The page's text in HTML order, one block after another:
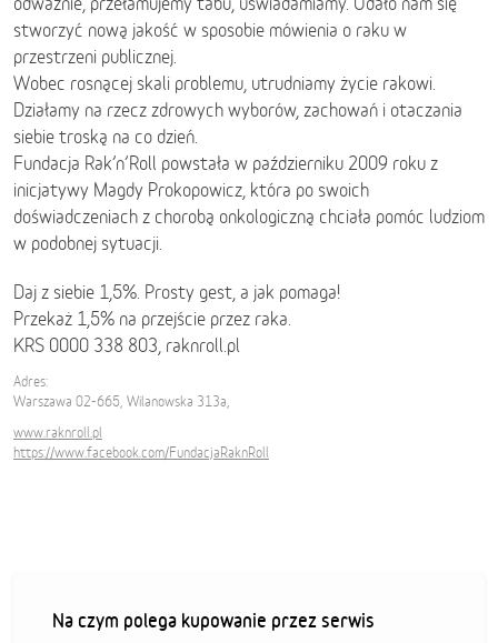
stworzyć nową jakość w sposobie mówienia o raku w
przestrzeni publicznej.
Wobec rosnącej skali problemu, utrudniamy życie rakowi.
Działamy na rzecz zdrowych wyborów, zachowań i otaczania
siebie troską na co dzień.
Fundacja Rak’n’Roll powstała w październiku 2009 roku z
inicjatywy Magdy Prokopowicz, która po swoich
doświadczeniach z chorobą onkologiczną chciała pomóc ludziom
w podobnej sytuacji.
Daj z siebie 1,5%. Prosty gest, a jak pomaga!
Przekaż 1,5% na przejście przez raka.
KRS 0000 338 803, raknroll.pl
Adres:
Warszawa 02-665, Wilanowska 313a,
www.raknroll.pl
https://www.facebook.com/FundacjaRaknRoll
Na czym polega kupowanie przez serwis